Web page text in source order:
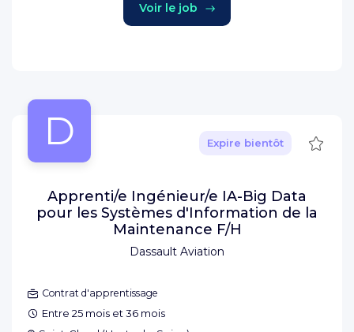
Voir le job
D
Dassault Aviation
Expire bientôt
Apprenti/e Ingénieur/e IA-Big Data
pour les Systèmes d'Information de la
Maintenance F/H
Contrat d'apprentissage
Entre 25 mois et 36 mois